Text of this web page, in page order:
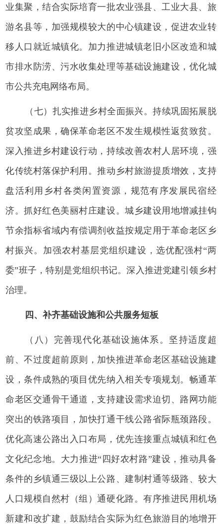
业集聚，结合实际培育一批农业强县、工业大县、旅
游名县等，加强规模较大的中心镇建设，促进农业转
移人口就近城镇化。加力推进城镇老旧小区改造和城
市排水防涝、污水收集处理等基础设施建设，优化城
市公共充电网络布局。
（七）扎实推进乡村全面振兴。持续巩固拓展脱
贫攻坚成果，确保革命老区不发生规模性返贫致贫。
深入推进乡村建设行动，持续改善农村人居环境，强
化传统村落保护利用。推动乡村旅游提质增效，支持
盘活利用乡村各类闲置资源，规范有序发展民宿经
济。抓好红色美丽村庄建设。城乡建设用地增减挂钩
节余指标省域内有偿调剂收益按规定用于革命老区乡
村振兴。加强农村基层党组织建设，选优配强村“两
委”班子，特别是党组织书记。深入推进党建引领乡村
治理。
四、补齐基础设施和公共服务短板
（八）完善现代化基础设施体系。坚持适度超
前、不过度超前原则，加快推进革命老区基础设施建
设，条件成熟的项目优先纳入相关专项规划。畅通革
命老区交通骨干通道，支持建设需求迫切、路网功能
突出的铁路项目，加快打通干线公路省际瓶颈路段。
优化高速公路出入口布局，优先连接重点城镇和红色
文化纪念地。大力推进“四好农村路”建设，推动具备
条件的乡镇通三级以上公路、建制村通等级路、较大
人口规模自然村（组）通硬化路。有序推进民用机场
新建和改扩建，鼓励结合实际为红色旅游目的地增开